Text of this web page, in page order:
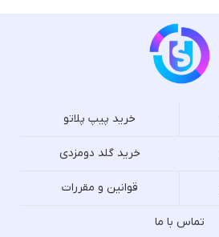
خرید پیپ پلاتو
خرید گلد دومزدی
قوانین و مقررات
تماس با ما